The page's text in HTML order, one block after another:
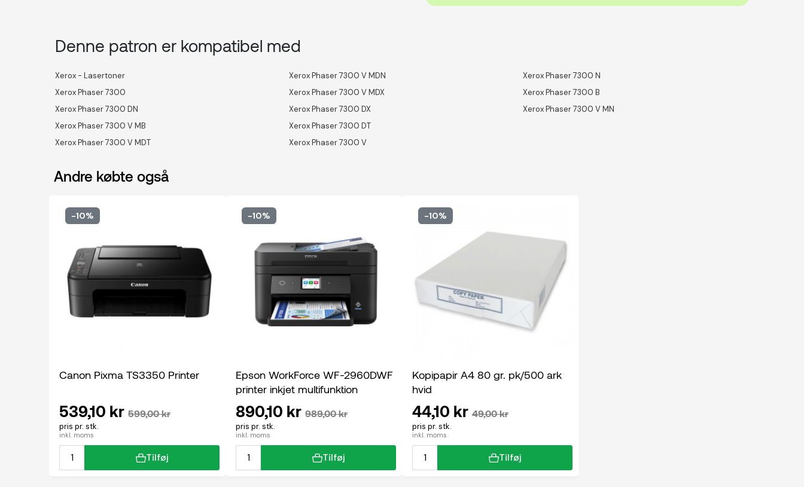
Denne patron er kompatibel med
Xerox - Lasertoner
Xerox Phaser 7300
Xerox Phaser 7300 DN
Xerox Phaser 7300 V MB
Xerox Phaser 7300 V MDT
Xerox Phaser 7300 V MDN
Xerox Phaser 7300 V MDX
Xerox Phaser 7300 DX
Xerox Phaser 7300 DT
Xerox Phaser 7300 V
Xerox Phaser 7300 N
Xerox Phaser 7300 B
Xerox Phaser 7300 V MN
Andre købte også
-10%
Canon Pixma TS3350 Printer
pris pr. stk.
inkl. moms
539,10 kr 599,00 kr
Tilføj
-10%
Epson WorkForce WF-2960DWF
printer inkjet multifunktion
pris pr. stk.
inkl. moms
890,10 kr 989,00 kr
Tilføj
-10%
Kopipapir A4 80 gr. pk/500 ark
hvid
pris pr. stk.
inkl. moms
44,10 kr 49,00 kr
Tilføj